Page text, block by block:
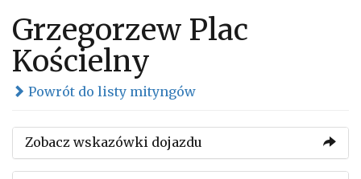
Grzegorzew Plac
Kościelny
Powrót do listy mityngów
Zobacz wskazówki dojazdu